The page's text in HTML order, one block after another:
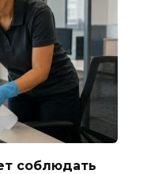
соблюдать